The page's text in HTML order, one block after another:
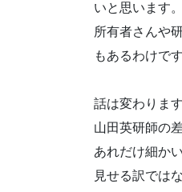
いと思います。
所有者さんや
もあるわけです
話は変わりま
山田英研師の
あれだけ細か
見せる訳では